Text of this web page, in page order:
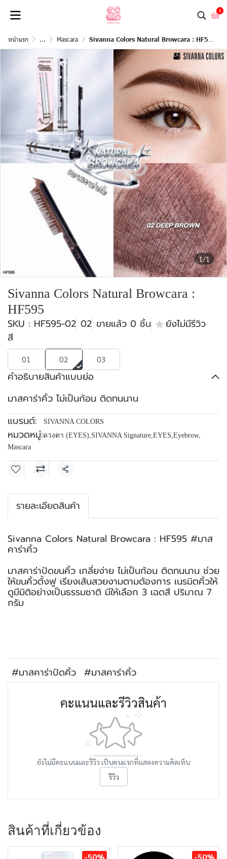
0
หน้าแรก ... Mascara Sivanna Colors Natural Browcara : HF595
1/1
Sivanna Colors Natural Browcara :
HF595
SKU : HF595-02 02 ขายแล้ว 0 ชิ้น
ยังไม่มีรีวิว
สี
01 02 03
คำอธิบายสินค้าแบบย่อ
มาสคาร่าคิ้ว ไม่เป็นก้อน ติดทนนาน
แบรนด์:
SIVANNA COLORS
หมวดหมู่:ดวงตา (EYES),SIVANNA Signature,EYES,Eyebrow,
Mascara
แชร์
รายละเอียดสินค้า
Sivanna Colors Natural Browcara : HF595 #มาส
คาร่าคิ้ว
มาสคาร่าปัดขนคิ้ว เกลี่ยง่าย ไม่เป็นก้อน ติดทนนาน ช่วย
ให้ขนคิ้วตั้งฟู เรียงเส้นสวยงามตามต้องการ เนรมิตคิ้วให้
ดูมีมิติอย่างเป็นธรรมชาติ มีให้เลือก 3 เฉดสี ปริมาณ 7
กรัม
#มาสคาร่าปัดคิ้ว #มาสคาร่าคิ้ว
คะแนนและรีวิวสินค้า
ยังไม่มีคะแนนและรีวิว เป็นคนแรกที่แสดงความคิดเห็น
รีวิว
สินค้าที่เกี่ยวข้อง
-50% -50%